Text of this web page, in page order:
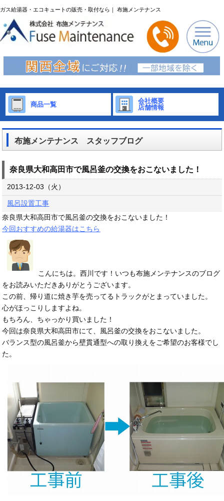
ガス給湯器・エコキュートの販売・取付なら｜ 布施メンテナンス
商品一覧
会社概要
店舗情報
布施メンテナンス スタッフブログ
奈良県大和高田市で風呂釜の交換をおこないました！
2013-12-03（火）
風呂設置工事
奈良県大和高田市で風呂釜の交換をおこないました！
今回おすすめの給湯器はこちら
こんにちは。西川です！いつも布施メンテナンスのブログ
をお読みいただきありがとうございます。
この前、帰り道に焼き芋を売ってるトラックがとまっていました。
心がほっこりしますよね。
もちろん、ちゃっかり買いました！
今回は奈良県大和高田市にて、風呂釜の交換をおこないました。
バランス型の風呂釜から壁貫通型への取り換えをご希望のお客様でし
た。